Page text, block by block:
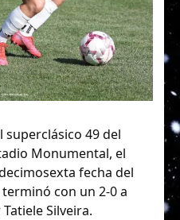
superclásico 49 del
Monumental, el
fecha del
con un 2-0 a
Silveira.